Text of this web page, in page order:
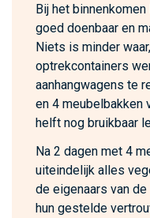
Bij het
goed doenbaar en
Niets is minder
optrekcontainers
aanhangwagens te
en 4 meubelbakken
helft nog bruikbaar
Na 2 dagen met 4
uiteindelijk alles
de eigenaars van
hun gestelde